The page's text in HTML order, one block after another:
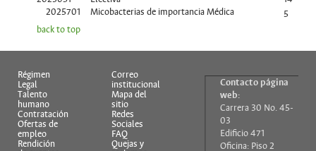
2025701
Micobacterias de importancia Médica
5
back to top
Régimen
Legal
Talento
humano
Contratación
Ofertas de
empleo
Rendición
Correo
institucional
Mapa del
sitio
Redes
Sociales
FAQ
Quejas y
Contacto página
web:
Carrera 30 No. 45-
03
Edificio 471
Oficina: Piso 2